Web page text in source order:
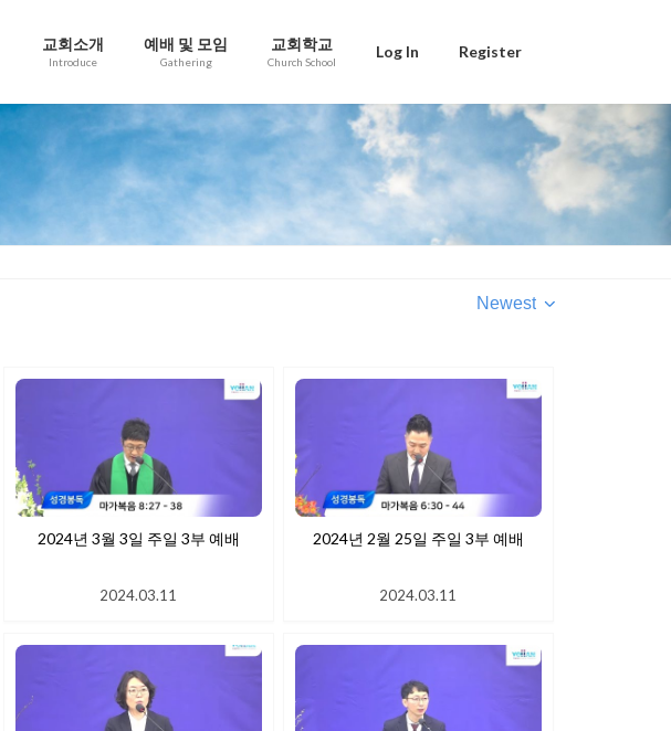
교회소개
Introduce
예배 및 모임
Gathering
교회학교
Church School
Log In Register
Newest
2024년 3월 3일 주일 3부 예배
2024.03.11
2024년 2월 25일 주일 3부 예배
2024.03.11